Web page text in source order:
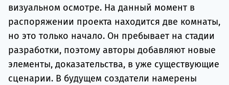
визуальном осмотре. На данный момент в
распоряжении проекта находится две комнаты,
но это только начало. Он пребывает на стадии
разработки, поэтому авторы добавляют новые
элементы, доказательства, в уже существующие
сценарии. В будущем создатели намерены